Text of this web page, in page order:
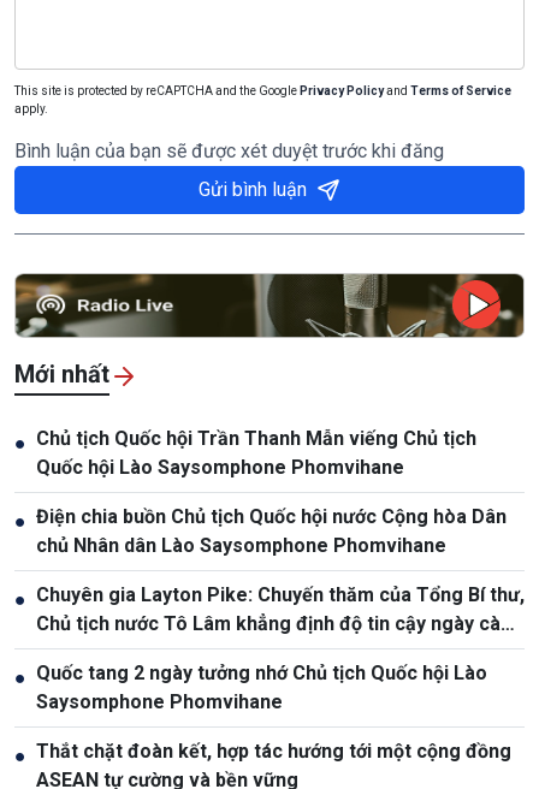
This site is protected by reCAPTCHA and the Google Privacy Policyand Terms of Service
apply.
Bình luận của bạn sẽ được xét duyệt trước khi đăng
Gửi bình luận
Mới nhất
● Chủ tịch Quốc hội Trần Thanh Mẫn viếng Chủ tịch
Quốc hội Lào Saysomphone Phomvihane
● Điện chia buồn Chủ tịch Quốc hội nước Cộng hòa Dân
chủ Nhân dân Lào Saysomphone Phomvihane
● Chuyên gia Layton Pike: Chuyến thăm của Tổng Bí thư,
Chủ tịch nước Tô Lâm khẳng định độ tin cậy ngày càng
cao giữa Việt Nam và Australia
● Quốc tang 2 ngày tưởng nhớ Chủ tịch Quốc hội Lào
Saysomphone Phomvihane
● Thắt chặt đoàn kết, hợp tác hướng tới một cộng đồng
ASEAN tự cường và bền vững